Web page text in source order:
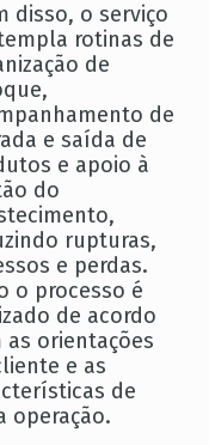
disso, o serviço
rotinas de
de
de
e saída de
e apoio à
do
rupturas,
e perdas.
o processo é
de acordo
as orientações
e as
de
operação.